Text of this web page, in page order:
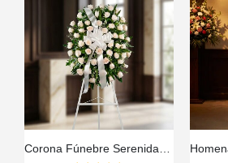
Corona Fúnebre Serenidad: Honrando a Adrian 🤍